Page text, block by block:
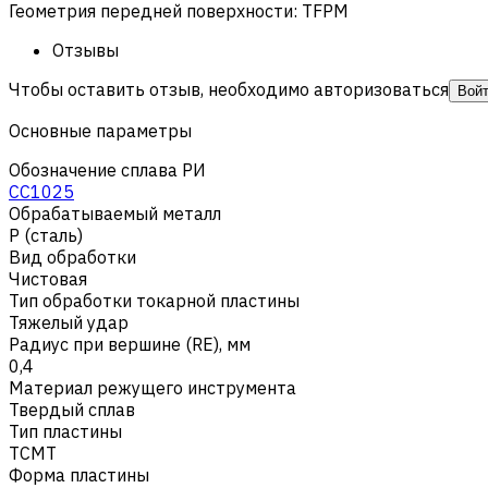
Геометрия передней поверхности: TFPM
Отзывы
Чтобы оставить отзыв, необходимо авторизоваться
Основные параметры
Обозначение сплава РИ
CC1025
Обрабатываемый металл
Р (сталь)
Вид обработки
Чистовая
Тип обработки токарной пластины
Тяжелый удар
Радиус при вершине (RE), мм
0,4
Материал режущего инструмента
Твердый сплав
Тип пластины
TCMT
Форма пластины